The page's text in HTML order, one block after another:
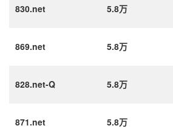
830.net 5.8万
869.net 5.8万
828.net-Q 5.8万
871.net 5.8万